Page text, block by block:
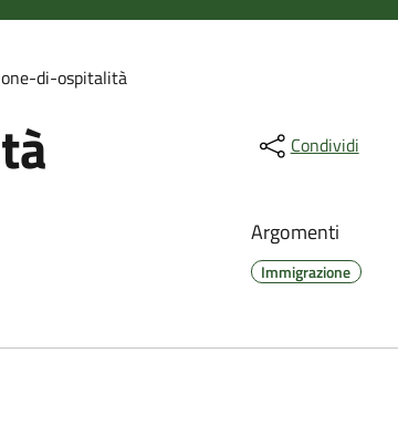
di-ospitalità
Condividi
Argomenti
Immigrazione